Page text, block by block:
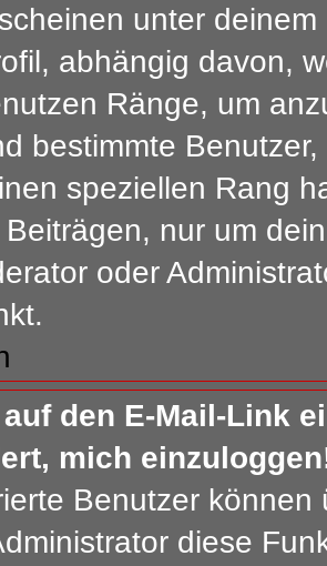
unter
abhängig davon,
Ränge, um
bestimmte
speziellen Rang
nur um
oder
den E-Mail-Link
mich
Benutzer
diese